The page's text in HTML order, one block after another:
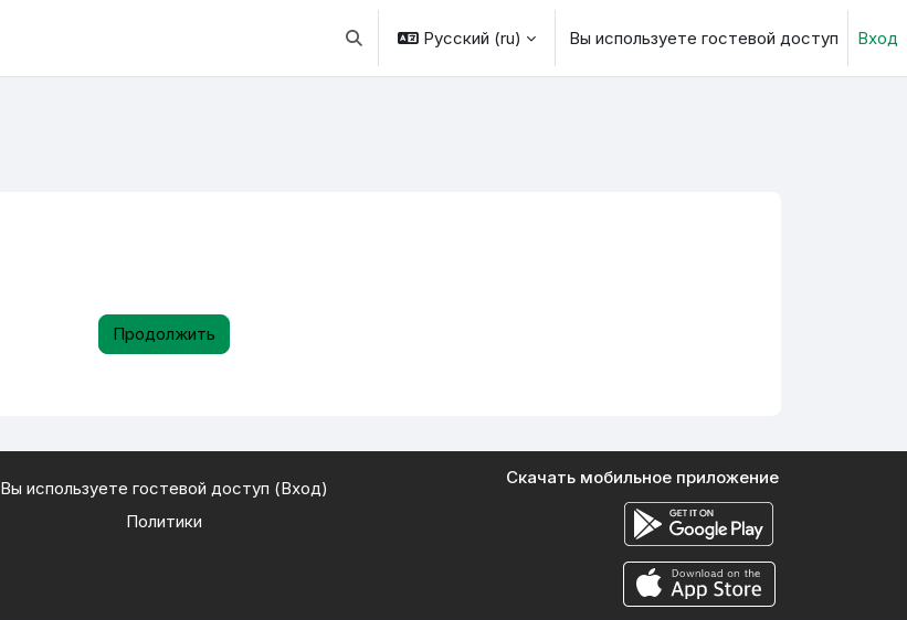
Изменить данные поисковой строки
Русский ‎(ru)‎ Вы используете гостевой доступ Вход
Продолжить
Вы используете гостевой доступ (Вход)
Политики
Скачать мобильное приложение